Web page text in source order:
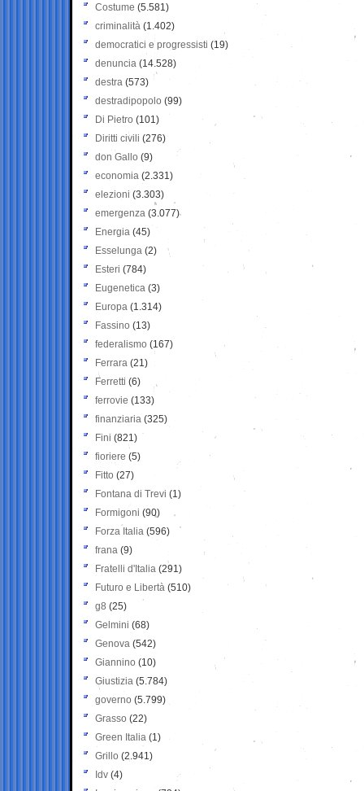
Costume (5.581)
criminalità (1.402)
democratici e progressisti (19)
denuncia (14.528)
destra (573)
destradipopolo (99)
Di Pietro (101)
Diritti civili (276)
don Gallo (9)
economia (2.331)
elezioni (3.303)
emergenza (3.077)
Energia (45)
Esselunga (2)
Esteri (784)
Eugenetica (3)
Europa (1.314)
Fassino (13)
federalismo (167)
Ferrara (21)
Ferretti (6)
ferrovie (133)
finanziaria (325)
Fini (821)
fioriere (5)
Fitto (27)
Fontana di Trevi (1)
Formigoni (90)
Forza Italia (596)
frana (9)
Fratelli d'Italia (291)
Futuro e Libertà (510)
g8 (25)
Gelmini (68)
Genova (542)
Giannino (10)
Giustizia (5.784)
governo (5.799)
Grasso (22)
Green Italia (1)
Grillo (2.941)
Idv (4)